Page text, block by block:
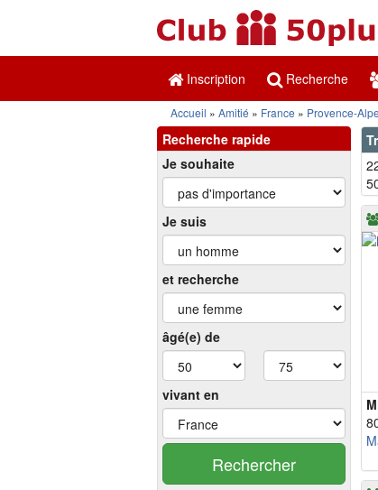
Inscription Recherche
Accueil Amitié France Provence-
Recherche rapide
Je souhaite
Je suis
et recherche
âgé(e) de
vivant en
Rechercher